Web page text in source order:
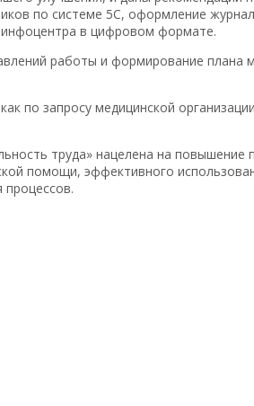
по системе 5С, оформление
инфоцентра в цифровом формате.
работы и формирование плана
по запросу медицинской
труда» нацелена на повышение
помощи, эффективного